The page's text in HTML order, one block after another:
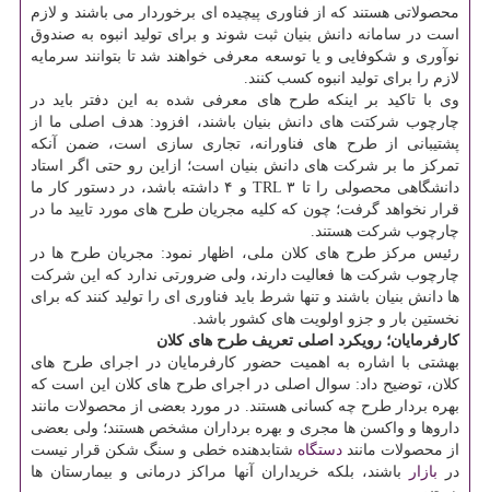
محصولاتی هستند که از فناوری پیچیده ای برخوردار می باشند و لازم
است در سامانه دانش بنیان ثبت شوند و برای تولید انبوه به صندوق
نوآوری و شکوفایی و یا توسعه معرفی خواهند شد تا بتوانند سرمایه
لازم را برای تولید انبوه کسب کنند.
وی با تاکید بر اینکه طرح های معرفی شده به این دفتر باید در
چارچوب شرکتت های دانش بنیان باشند، افزود: هدف اصلی ما از
پشتیبانی از طرح های فناورانه، تجاری سازی است، ضمن آنکه
تمرکز ما بر شرکت های دانش بنیان است؛ ازاین رو حتی اگر استاد
دانشگاهی محصولی را تا TRL ۳ و ۴ داشته باشد، در دستور کار ما
قرار نخواهد گرفت؛ چون که کلیه مجریان طرح های مورد تایید ما در
چارچوب شرکت هستند.
رئیس مرکز طرح های کلان ملی، اظهار نمود: مجریان طرح ها در
چارچوب شرکت ها فعالیت دارند، ولی ضرورتی ندارد که این شرکت
ها دانش بنیان باشند و تنها شرط باید فناوری ای را تولید کنند که برای
نخستین بار و جزو اولویت های کشور باشد.
کارفرمایان؛ رویکرد اصلی تعریف طرح های کلان
بهشتی با اشاره به اهمیت حضور کارفرمایان در اجرای طرح های
کلان، توضیح داد: سوال اصلی در اجرای طرح های کلان این است که
بهره بردار طرح چه کسانی هستند. در مورد بعضی از محصولات مانند
داروها و واکسن ها مجری و بهره برداران مشخص هستند؛ ولی بعضی
از محصولات ماننددستگاه شتابدهنده خطی و سنگ شکن قرار نیست
در بازار
باشند، بلکه خریداران آنها مراکز درمانی و بیمارستان ها